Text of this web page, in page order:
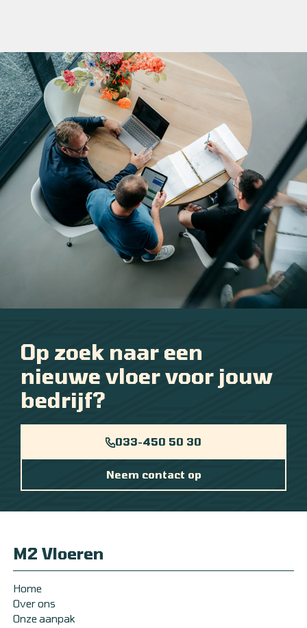
Op zoek naar een
nieuwe vloer voor jouw
bedrijf?
033-450 50 30
Neem contact op
M2 Vloeren
Home
Over ons
Onze aanpak